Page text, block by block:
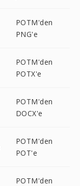
POTM'den
PNG'e
POTM'den
POTX'e
POTM'den
DOCX'e
POTM'den
POT'e
POTM'den